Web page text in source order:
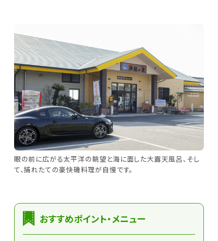
眼の前に広がる太平洋の眺望と海に面した大露天風呂、そし
て、捕れたての豪快磯料理が自慢です。
おすすめポイント・メニュー